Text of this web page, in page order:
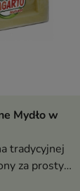
Mydło w
tradycyjnej
za prosty